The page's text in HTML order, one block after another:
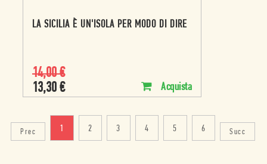
LA SICILIA È UN'ISOLA PER MODO DI DIRE
14,00€
13,30 € Acquista
Prec 1 2 3 4 5 6 Succ